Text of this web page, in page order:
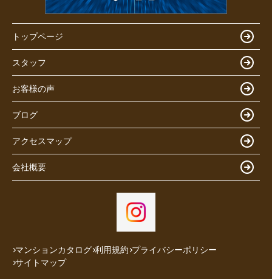
トップページ
スタッフ
お客様の声
ブログ
アクセスマップ
会社概要
マンションカタログ 利用規約 プライバシーポリシー
サイトマップ